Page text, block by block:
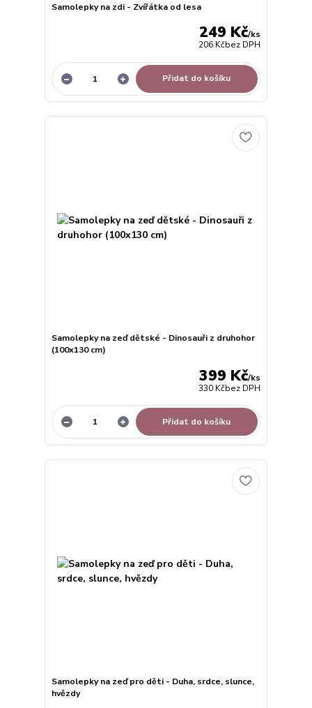
Samolepky na zdi - Zvířátka od lesa
249 Kč/ks
206 Kčbez DPH
Přidat do košíku
Samolepky na zeď dětské - Dinosauři z druhohor
(100x130 cm)
399 Kč/ks
330 Kčbez DPH
Přidat do košíku
Samolepky na zeď pro děti - Duha, srdce, slunce,
hvězdy